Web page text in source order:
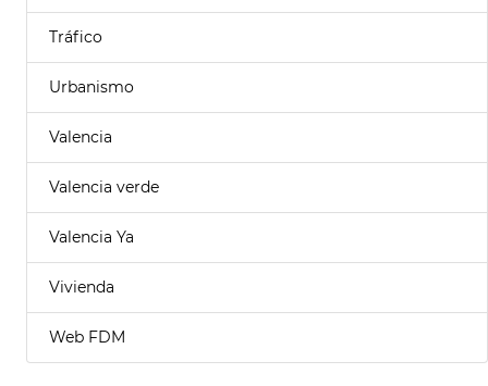
Tráfico
Urbanismo
Valencia
Valencia verde
Valencia Ya
Vivienda
Web FDM